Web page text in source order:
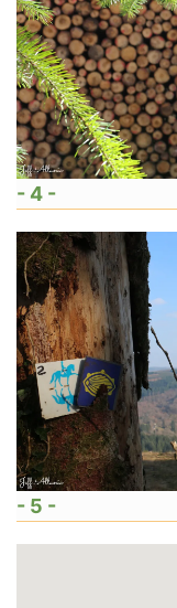
- 4 -
- 5 -